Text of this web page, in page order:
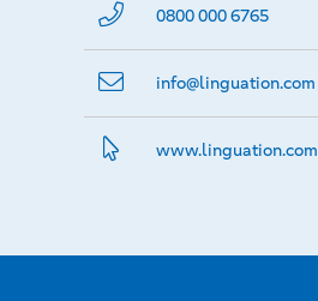
0800 000 6765
info@­linguation.com
www.­linguation.­com